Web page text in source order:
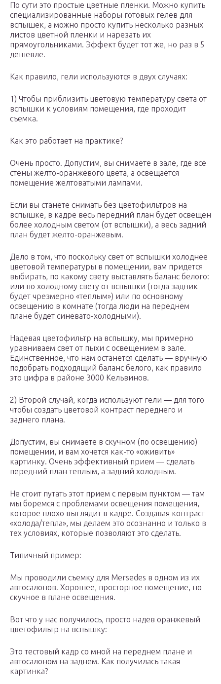
По сути это простые цветные пленки. Можно купить
специализированные наборы готовых гелев для
вспышек, а можно просто купить несколько разных
листов цветной пленки и нарезать их
прямоугольниками. Эффект будет тот же, но раз в 5
дешевле.
Как правило, гели используются в двух случаях:
1) Чтобы приблизить цветовую температуру света от
вспышки к условиям помещения, где проходит
съемка.
Как это работает на практике?
Очень просто. Допустим, вы снимаете в зале, где все
стены желто-оранжевого цвета, а освещается
помещение желтоватыми лампами.
Если вы станете снимать без цветофильтров на
вспышке, в кадре весь передний план будет освещен
более холодным светом (от вспышки), а весь задний
план будет желто-оранжевым.
Дело в том, что поскольку свет от вспышки холоднее
цветовой температуры в помещении, вам придется
выбирать, по какому свету выставлять баланс белого:
или по холодному свету от вспышки (тогда задник
будет чрезмерно «теплым») или по основному
освещению в комнате (тогда люди на переднем
плане будет синевато-холодными).
Надевая цветофильтр на вспышку, мы примерно
уравниваем свет от пыхи с освещением в зале.
Единственное, что нам останется сделать — вручную
подобрать подходящий баланс белого, как правило
это цифра в районе 3000 Кельвинов.
2) Второй случай, когда используют гели — для того
чтобы создать цветовой контраст переднего и
заднего плана.
Допустим, вы снимаете в скучном (по освещению)
помещении, и вам хочется как-то «оживить»
картинку. Очень эффективный прием — сделать
передний план теплым, а задний холодным.
Не стоит путать этот прием с первым пунктом — там
мы боремся с проблемами освещения помещения,
которое плохо выглядит в кадре. Создавая контраст
«холода/тепла», мы делаем это осознанно и только в
тех условиях, которые позволяют это сделать.
Типичный пример:
Мы проводили съемку для Mersedes в одном из их
автосалонов. Хорошее, просторное помещение, но
скучное в плане освещения.
Вот что у нас получилось, просто надев оранжевый
цветофильтр на вспышку:
Это тестовый кадр со мной на переднем плане и
автосалоном на заднем. Как получилась такая
картинка?